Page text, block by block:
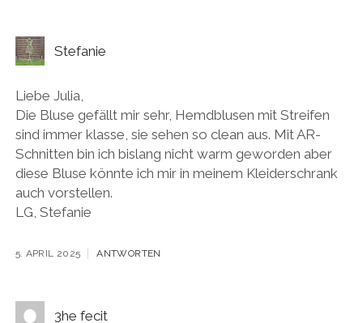
Stefanie
Liebe Julia,
Die Bluse gefällt mir sehr, Hemdblusen mit Streifen
sind immer klasse, sie sehen so clean aus. Mit AR-
Schnitten bin ich bislang nicht warm geworden aber
diese Bluse könnte ich mir in meinem Kleiderschrank
auch vorstellen.
LG, Stefanie
5. APRIL 2025 ANTWORTEN
3he fecit